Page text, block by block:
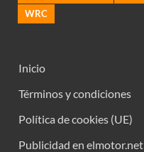
WRC
Inicio
Términos y condiciones
Política de cookies (UE)
Publicidad en elmotor.net